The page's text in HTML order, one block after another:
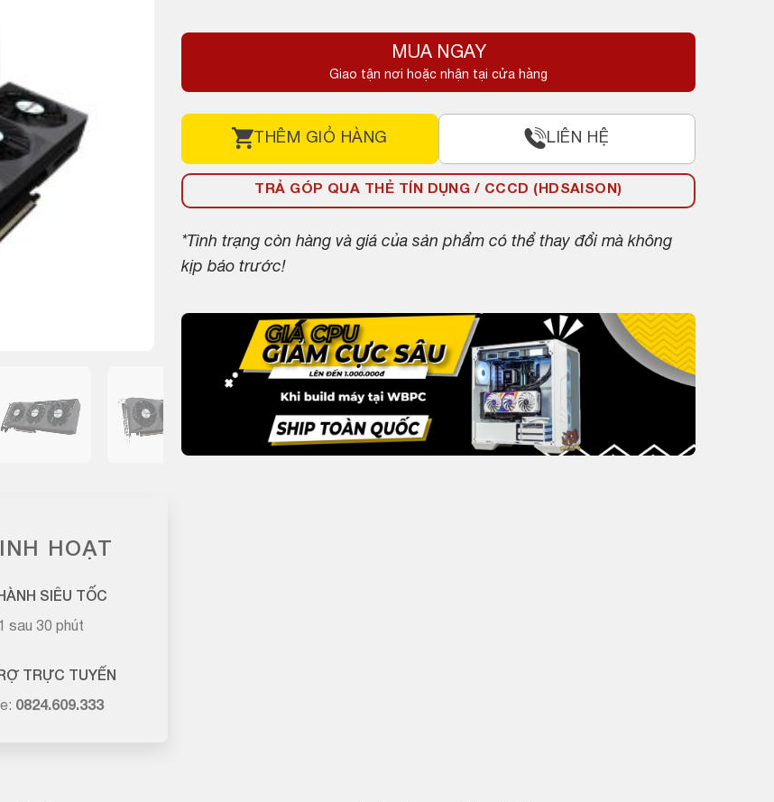
HOẠT
SIÊU TỐC
sau 30 phút
TRỰC TUYẾN
0824.609.333
là:
6,000,000 ₫.
tại
5,799,000 ₫.
MUA NGAY
Giao tận nơi hoặc nhận tại cửa hàng
THÊM GIỎ HÀNG LIÊN HỆ
TRẢ GÓP QUA THẺ TÍN DỤNG / CCCD (HDSAISON)
*Tình trạng còn hàng và giá của sản phẩm có thể thay đổi mà không
kịp báo trước!